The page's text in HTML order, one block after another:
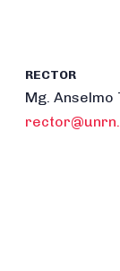
RECTOR
Mg. Anselmo